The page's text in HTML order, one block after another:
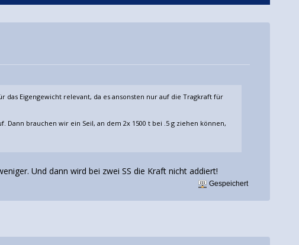
Eigengewicht relevant, da es ansonsten nur auf die Tragkraft für
Dann brauchen wir ein Seil, an dem 2x 1500 t bei .5 g ziehen können,
Und dann wird bei zwei SS die Kraft nicht addiert!
Gespeichert